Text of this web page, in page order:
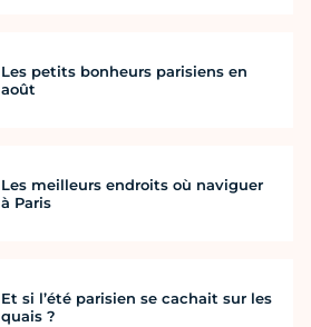
Les petits bonheurs parisiens en
août
Les meilleurs endroits où naviguer
à Paris
Et si l’été parisien se cachait sur les
quais ?